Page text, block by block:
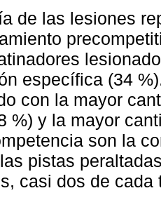
de las lesiones
específica (34
con la mayor
%) y la mayor
son la
pistas
casi dos de cada